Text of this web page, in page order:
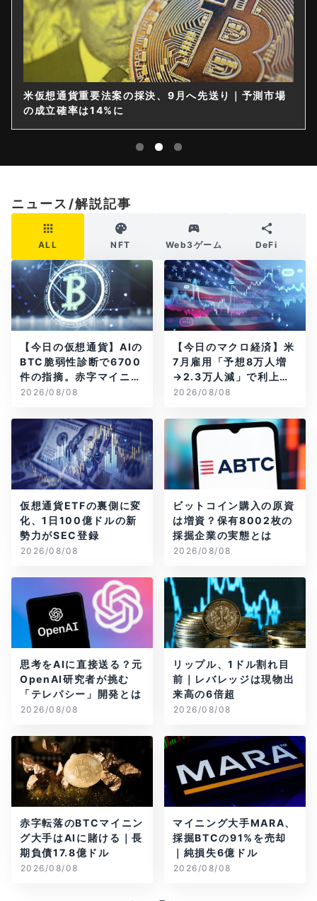
米仮想通貨重要法案の採決、9月へ先送り｜予測市場
の成立確率は14%に
ニュース/解説記事
ALL NFT Web3ゲーム DeFi
【今日の仮想通貨】AIの
BTC脆弱性診断で6700
件の指摘。赤字マイニン
グ企業はAIに賭ける
2026/08/08
【今日のマクロ経済】米
7月雇用「予想8万人増
→2.3万人減」で利上げ
観測後退
2026/08/08
仮想通貨ETFの裏側に変
化、1日100億ドルの新
勢力がSEC登録
2026/08/08
ビットコイン購入の原資
は増資？保有8002枚の
採掘企業の実態とは
2026/08/08
思考をAIに直接送る？元
OpenAI研究者が挑む
「テレパシー」開発とは
2026/08/08
リップル、1ドル割れ目
前｜レバレッジは現物出
来高の6倍超
2026/08/08
赤字転落のBTCマイニン
グ大手はAIに賭ける｜長
期負債17.8億ドル
2026/08/08
マイニング大手MARA、
採掘BTCの91%を売却
｜純損失6億ドル
2026/08/08